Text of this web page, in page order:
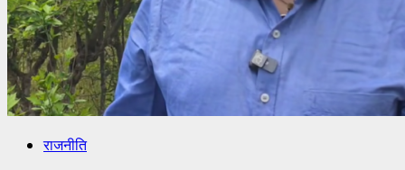
राजनीति